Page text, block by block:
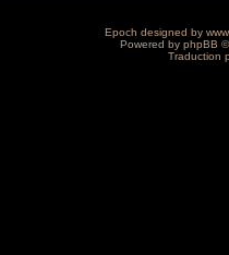
Epoch designed by
Powered by phpBB
Traduction